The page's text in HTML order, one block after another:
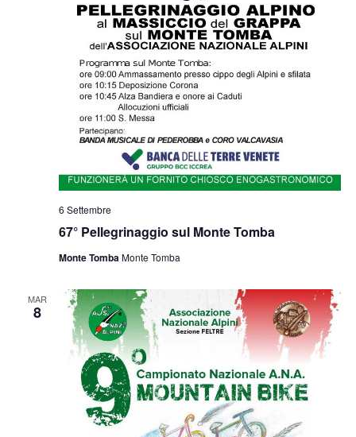
67° Pellegrinaggio sul Monte Tomba
6 Settembre
Monte TombaMonte Tomba
MAR
8